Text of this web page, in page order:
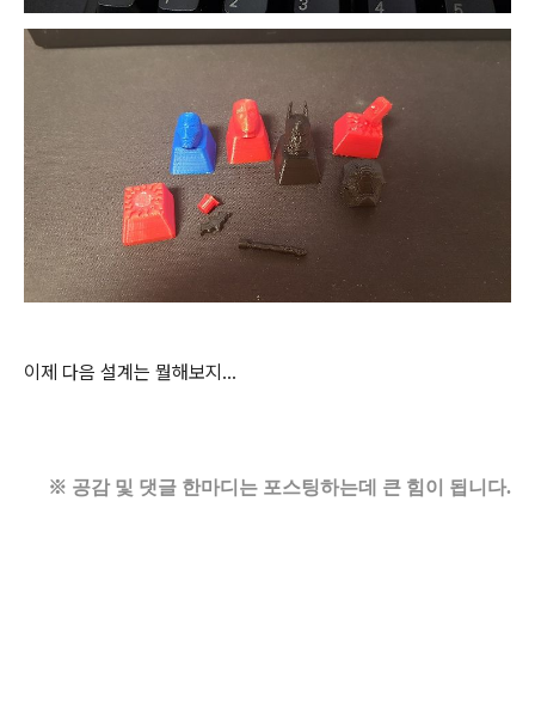
이제 다음 설계는 뭘해보지...
※ 공감 및 댓글 한마디는 포스팅하는데 큰 힘이 됩니다.